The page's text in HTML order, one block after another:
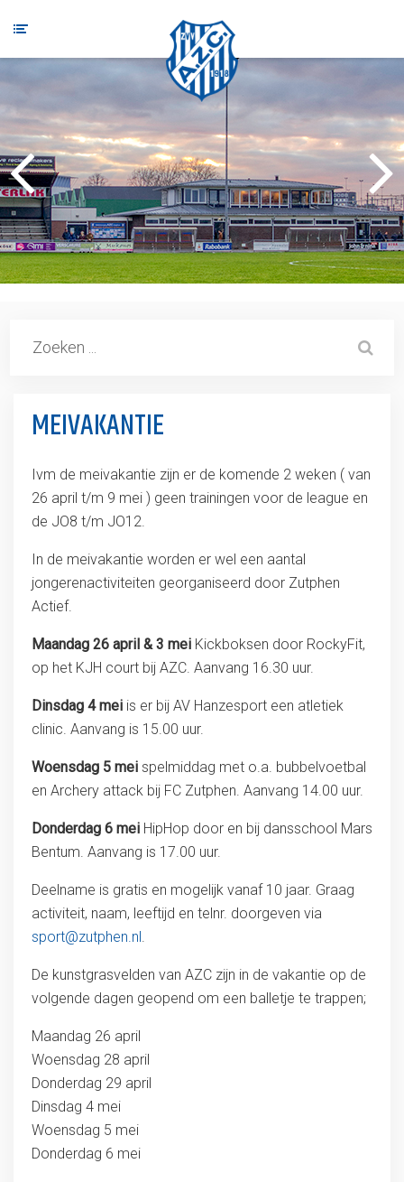
MEIVAKANTIE
Ivm de meivakantie zijn er de komende 2 weken ( van
26 april t/m 9 mei ) geen trainingen voor de league en
de JO8 t/m JO12.
In de meivakantie worden er wel een aantal
jongerenactiviteiten georganiseerd door Zutphen
Actief.
Maandag 26 april & 3 meiKickboksen door RockyFit,
op het KJH court bij AZC. Aanvang 16.30 uur.
Dinsdag 4 meiis er bij AV Hanzesport een atletiek
clinic. Aanvang is 15.00 uur.
Woensdag 5 meispelmiddag met o.a. bubbelvoetbal
en Archery attack bij FC Zutphen. Aanvang 14.00 uur.
Donderdag 6 meiHipHop door en bij dansschool Mars
Bentum. Aanvang is 17.00 uur.
Deelname is gratis en mogelijk vanaf 10 jaar. Graag
activiteit, naam, leeftijd en telnr. doorgeven via
sport@zutphen.nl.
De kunstgrasvelden van AZC zijn in de vakantie op de
volgende dagen geopend om een balletje te trappen;
Maandag 26 april
Woensdag 28 april
Donderdag 29 april
Dinsdag 4 mei
Woensdag 5 mei
Donderdag 6 mei